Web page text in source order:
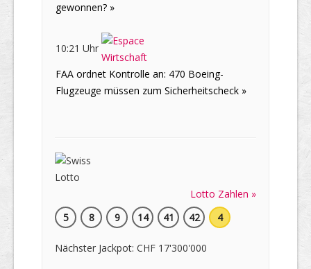
gewonnen? »
10:21 Uhr
FAA ordnet Kontrolle an: 470 Boeing-
Flugzeuge müssen zum Sicherheitscheck »
Lotto Zahlen »
5
8 9 14 41 42 4
Nächster Jackpot: CHF 17'300'000